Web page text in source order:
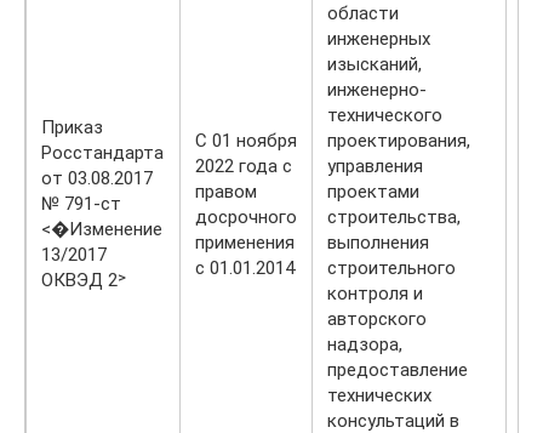
Приказ
Росстандарта
от 03.08.2017
№ 791-ст
<�Изменение
13/2017
ОКВЭД 2˃
С 01 ноября
2022 года с
правом
досрочного
применения
с 01.01.2014
области
инженерных
изысканий,
инженерно-
технического
проектирования,
управления
проектами
строительства,
выполнения
строительного
контроля и
авторского
надзора,
предоставление
технических
консультаций в